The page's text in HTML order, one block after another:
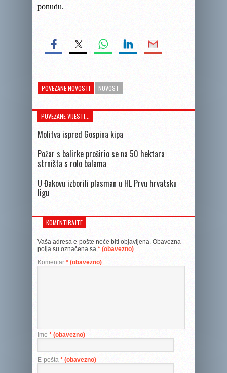
ponudu.
POVEZANE NOVOSTI NOVOST
POVEZANE VIJESTI...
Molitva ispred Gospina kipa
Požar s balirke proširio se na 50 hektara
strništa s rolo balama
U Đakovu izborili plasman u HL Prvu hrvatsku
ligu
KOMENTIRAJTE
Vaša adresa e-pošte neće biti objavljena. Obavezna
polja su označena sa * (obavezno)
Komentar * (obavezno)
Ime * (obavezno)
E-pošta * (obavezno)